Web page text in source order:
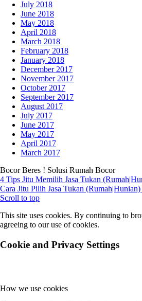
July 2018
June 2018
May 2018
April 2018
March 2018
February 2018
January 2018
December 2017
November 2017
October 2017
September 2017
August 2017
July 2017
June 2017
May 2017
April 2017
March 2017
Bocor Beres ! Solusi Rumah Bocor
4 Tips Jitu Memilih Jasa Tukan
Cara Jitu Pilih Jasa Tukan
Scroll to top
This site uses cookies. By continuing to
agreeing to our use of cookies.
Cookie and Privacy Settings
How we use cookies